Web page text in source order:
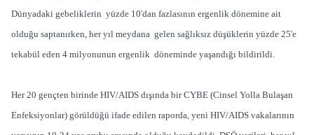
Dünyadaki gebeliklerin yüzde 10'dan fazlasının ergenlik dönemine ait
olduğu saptanırken, her yıl meydana gelen sağlıksız düşüklerin yüzde 25'e
tekabül eden 4 milyonunun ergenlik döneminde yaşandığı bildirildi.
Her 20 gençten birinde HIV/AIDS dışında bir CYBE (Cinsel Yolla Bulaşan
Enfeksiyonlar) görüldüğü ifade edilen raporda, yeni HIV/AIDS vakalarının